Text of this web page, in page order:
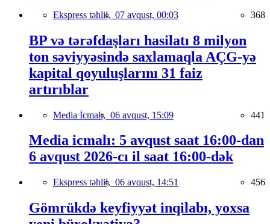
Ekspress təhlil, 07 avqust, 00:03 368
BP və tərəfdaşları hasilatı 8 milyon
ton səviyyəsində saxlamaqla AÇG-yə
kapital qoyuluşlarını 31 faiz
artırıblar
Media İcmalı, 06 avqust, 15:09 441
Media icmalı: 5 avqust saat 16:00-dan
6 avqust 2026-cı il saat 16:00-dək
Ekspress təhlil, 06 avqust, 14:51 456
Gömrükdə keyfiyyət inqilabı, yoxsa